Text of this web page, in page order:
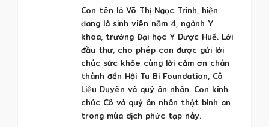
Con tên là Võ Thị Ngọc Trinh, hiện
đang là sinh viên năm 4, ngành Y
khoa, trường Đại học Y Dược Huế. Lời
đầu thư, cho phép con được gửi lời
chúc sức khỏe cùng lời cảm ơn chân
thành đến Hội Tu Bi Foundation, Cô
Liễu Duyên và quý ân nhân. Con kính
chúc Cô và quý ân nhân thật bình an
trong mùa dịch phức tạp này.